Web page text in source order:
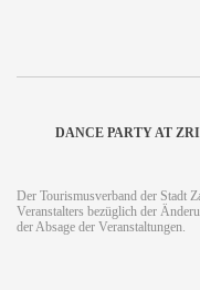
DANCE PARTY AT
Der Tourismusverband der Stadt
Veranstalters bezüglich der
der Absage der Veranstaltungen.